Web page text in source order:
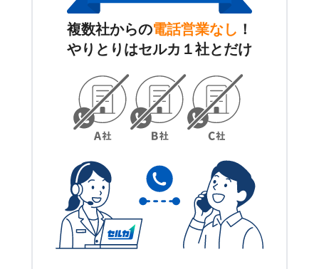
複数社からの電話営業なし ！
やりとりはセルカ１社とだけ